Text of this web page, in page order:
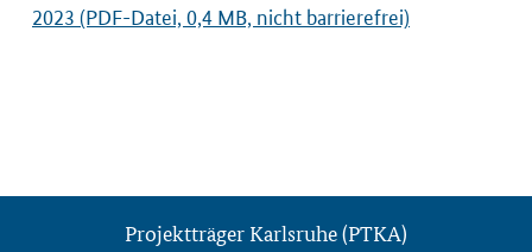
2023 (PDF-Datei, 0,4 MB, nicht barrierefrei)
Projektträger Karlsruhe (PTKA)